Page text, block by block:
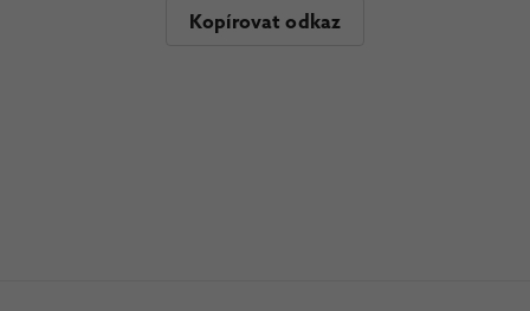
Kopírovat odkaz